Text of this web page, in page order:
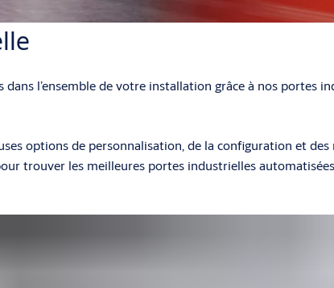
l’ensemble de votre installation grâce à nos portes
options de personnalisation, de la configuration et des
trouver les meilleures portes industrielles